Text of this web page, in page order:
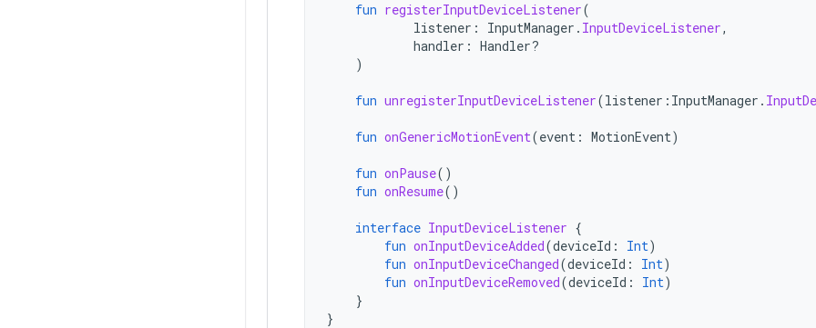
fun registerInputDeviceListener(
listener : InputManager . InputDeviceListener,
handler : Handler?
)
fun unregisterInputDeviceListener(listener : InputManager .
fun onGenericMotionEvent(event : MotionEvent)
fun onPause()
fun onResume()
interface InputDeviceListener {
fun onInputDeviceAdded(deviceId : Int)
fun onInputDeviceChanged(deviceId : Int)
fun onInputDeviceRemoved(deviceId : Int)
}
}